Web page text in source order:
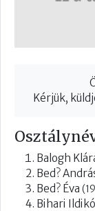
Kérjük,
Balogh
Bed?
Bed? Éva
Bihari Ildikó